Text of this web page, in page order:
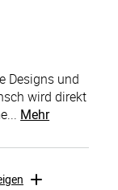
Designs und
wird direkt
Mehr